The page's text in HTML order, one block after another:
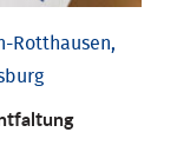
Rotthausen,